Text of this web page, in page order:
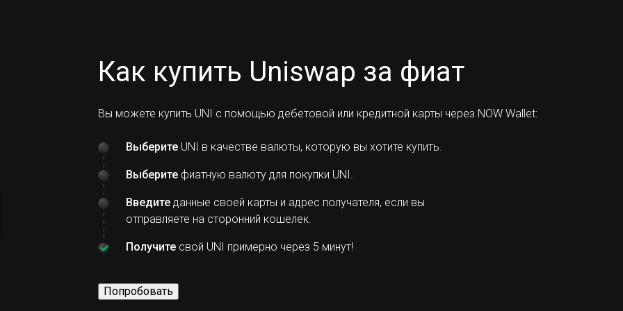
Как купить Uniswap за фиат
Вы можете купить UNI с помощью дебетовой или кредитной карты через NOW Wallet:
ВыберитеUNI в качестве валюты, которую вы хотите купить.
Выберитефиатную валюту для покупки UNI.
Введитеданные своей карты и адрес получателя, если вы
отправляете на сторонний кошелек.
Получитесвой UNI примерно через 5 минут!
Попробовать